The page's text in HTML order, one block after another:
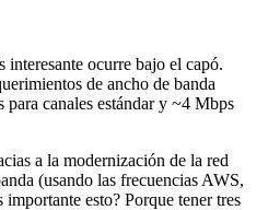
interesante ocurre bajo el capó.
de ancho de banda
canales estándar y ~4 Mbps
a la modernización de la red
(usando las frecuencias AWS,
esto? Porque tener tres